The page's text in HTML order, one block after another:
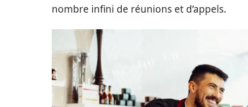
nombre infini de réunions et d’appels.